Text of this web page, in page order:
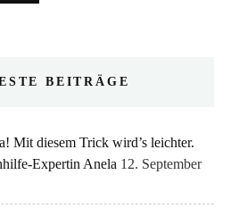
BEITRÄGE
Mit diesem Trick wird’s leichter.
Expertin Anela 12. September